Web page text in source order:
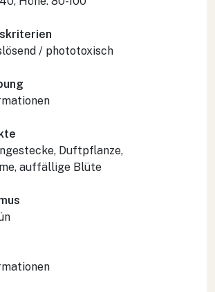
/ phototoxisch
Duftpflanze,
auffällige Blüte